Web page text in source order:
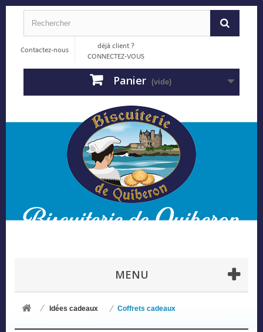
Contactez-nous
déjà client ?
CONNECTEZ-VOUS
Panier (vide)
MENU
Idées cadeaux Coffrets cadeaux